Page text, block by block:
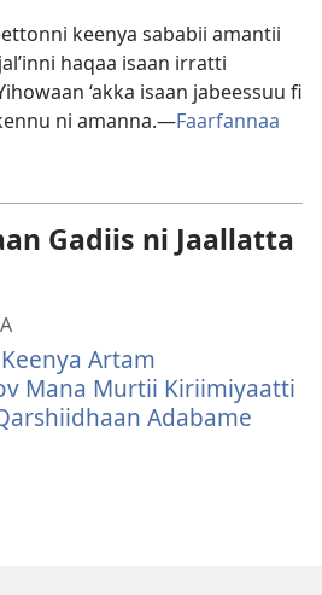
keenya sababii amantii
haqaa isaan irratti
‘akka isaan jabeessuu fi
ni amanna.—Faarfannaa
Gadiis ni Jaallatta
Artam
Mana Murtii Kiriimiyaatti
Adabame